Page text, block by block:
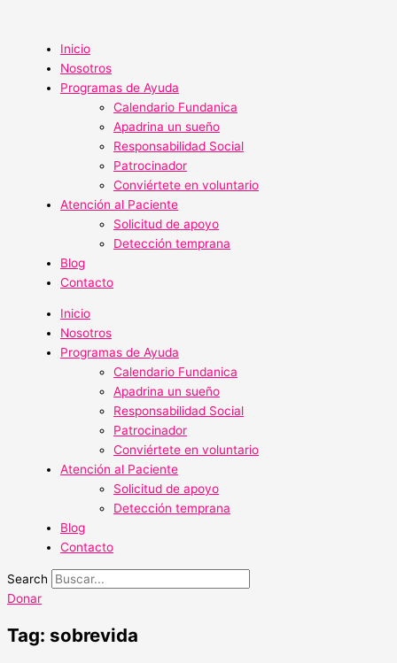
contenidoInicio
Nosotros
Programas de Ayuda
Calendario Fundanica
Apadrina un sueño
Responsabilidad Social
Patrocinador
Conviértete en voluntario
Atención al Paciente
Solicitud de apoyo
Detección temprana
Blog
Contacto
Inicio
Nosotros
Programas de Ayuda
Calendario Fundanica
Apadrina un sueño
Responsabilidad Social
Patrocinador
Conviértete en voluntario
Atención al Paciente
Solicitud de apoyo
Detección temprana
Blog
Contacto
Search
Donar
Tag: sobrevida